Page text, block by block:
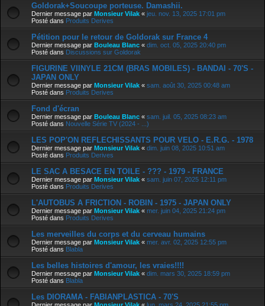
Goldorak+Soucoupe porteuse. Damashii.
Dernier message par Monsieur Vilak « jeu. nov. 13, 2025 17:01 pm
Posté dans Produits Derives
Pétition pour le retour de Goldorak sur France 4
Dernier message par Bouleau Blanc « dim. oct. 05, 2025 20:40 pm
Posté dans Discussions sur Goldorak
FIGURINE VIINYLE 21CM (BRAS MOBILES) - BANDAI - 70'S -
JAPAN ONLY
Dernier message par Monsieur Vilak « sam. août 30, 2025 00:48 am
Posté dans Produits Derives
Fond d'écran
Dernier message par Bouleau Blanc « sam. juil. 05, 2025 08:23 am
Posté dans Nouvelle Série TV (2024 - ...)
LES POP'ON REFLECHISSANTS POUR VELO - E.R.G. - 1978
Dernier message par Monsieur Vilak « dim. juin 08, 2025 10:51 am
Posté dans Produits Derives
LE SAC A BESACE EN TOILE - ??? - 1979 - FRANCE
Dernier message par Monsieur Vilak « sam. juin 07, 2025 12:11 pm
Posté dans Produits Derives
L'AUTOBUS A FRICTION - ROBIN - 1975 - JAPAN ONLY
Dernier message par Monsieur Vilak « mer. juin 04, 2025 21:24 pm
Posté dans Produits Derives
Les merveilles du corps et du cerveau humains
Dernier message par Monsieur Vilak « mer. avr. 02, 2025 12:55 pm
Posté dans Blabla
Les belles histoires d'amour, les vraies!!!!
Dernier message par Monsieur Vilak « dim. mars 30, 2025 18:59 pm
Posté dans Blabla
Les DIORAMA - FABIANPLASTICA - 70'S